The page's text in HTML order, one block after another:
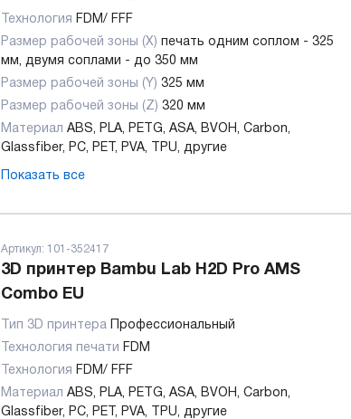
Технология FDM/ FFF
Размер рабочей зоны (X) печать одним соплом - 325
мм, двумя соплами - до 350 мм
Размер рабочей зоны (Y) 325 мм
Размер рабочей зоны (Z) 320 мм
Материал ABS, PLA, PETG, ASA, BVOH, Carbon,
Glassfiber, PC, PET, PVA, TPU, другие
Показать все
Артикул: 101-352417
3D принтер Bambu Lab H2D Pro AMS
Combo EU
Тип 3D принтера
Профессиональный
Технология печати FDM
Технология FDM/ FFF
Материал ABS, PLA, PETG, ASA, BVOH, Carbon,
Glassfiber, PC, PET, PVA, TPU, другие